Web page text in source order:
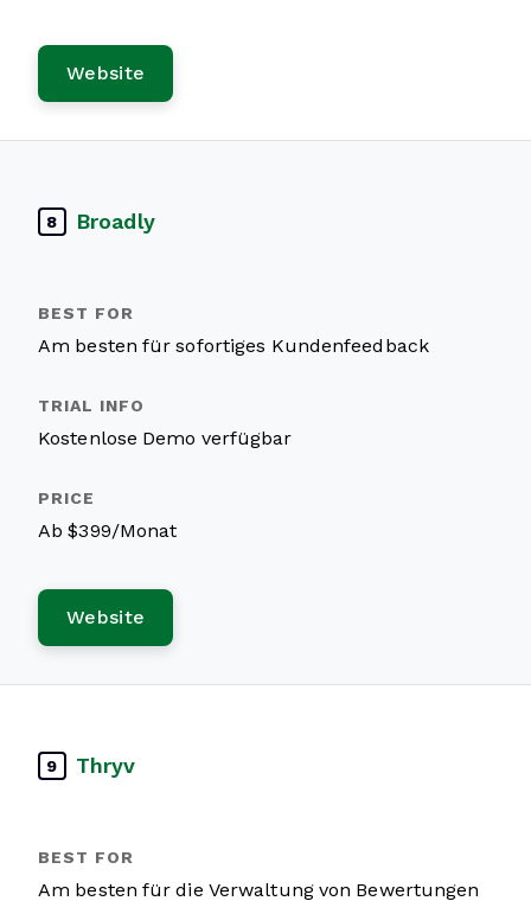
Website
8 Broadly
Am besten für sofortiges Kundenfeedback
Kostenlose Demo verfügbar
Ab $399/Monat
Website
9 Thryv
Am besten für die Verwaltung von Bewertungen